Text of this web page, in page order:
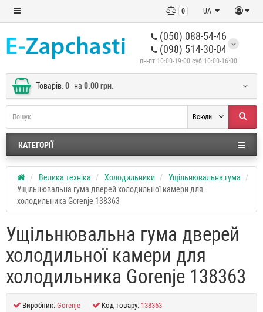
UA
0
(050) 088-54-46
(098) 514-30-04
пн-пт 10:00-19:00 суб 10:00-16:00
Товарів:0 на 0.00 грн.
Всюди
КАТЕГОРІЇ
Велика техніка Холодильники
Ущільнювальна гума
Ущільнювальна гума дверей холодильної камери для
холодильника Gorenje 138363
Ущільнювальна гума дверей
холодильної камери для
холодильника Gorenje 138363
Виробник: Gorenje Код товару: 138363